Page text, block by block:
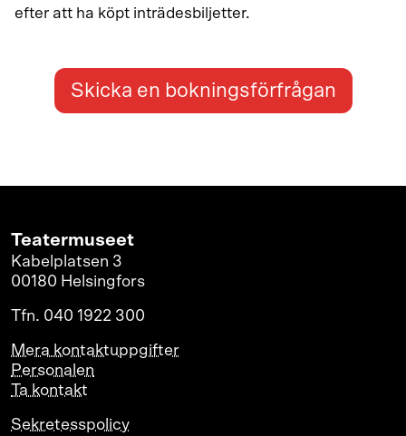
efter att ha köpt inträdesbiljetter.
Skicka en bokningsförfrågan
Teatermuseet
Kabelplatsen 3
00180 Helsingfors
Tfn. 040 1922 300
Mera kontaktuppgifter
Personalen
Ta kontakt
Sekretesspolicy